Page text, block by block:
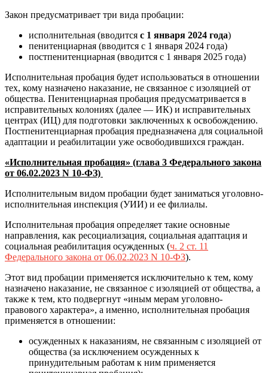
Закон предусматривает три вида пробации:
исполнительная (вводится с 1 января 2024 года)
пенитенциарная (вводится с 1 января 2024 года)
постпенитенциарная (вводится с 1 января 2025 года)
Исполнительная пробация будет использоваться в отношении
тех, кому назначено наказание, не связанное с изоляцией от
общества. Пенитенциарная пробация предусматривается в
исправительных колониях (далее — ИК) и исправительных
центрах (ИЦ) для подготовки заключенных к освобождению.
Постпенитенциарная пробация предназначена для социальной
адаптации и реабилитации уже освободившихся граждан.
«Исполнительная пробация» (глава 3 Федерального закона
от 06.02.2023 N 10-ФЗ)
Исполнительным видом пробации будет заниматься уголовно-
исполнительная инспекция (УИИ) и ее филиалы.
Исполнительная пробация определяет такие основные
направления, как ресоциализация, социальная адаптация и
социальная реабилитация осужденных (ч. 2 ст. 11
Федерального закона от 06.02.2023 N 10-ФЗ).
Этот вид пробации применяется исключительно к тем, кому
назначено наказание, не связанное с изоляцией от общества, а
также к тем, кто подвергнут «иным мерам уголовно-
правового характера», а именно, исполнительная пробация
применяется в отношении:
осужденных к наказаниям, не связанным с изоляцией от
общества (за исключением осужденных к
принудительным работам к ним применяется